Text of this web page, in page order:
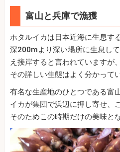
富山と兵庫で漁獲
ホタルイカは日本近海に生息す
深200mより深い場所に生息し
え接岸すると言われていますが
その詳しい生態はよく分かって
有名な生産地のひとつである富
イカが集団で浜辺に押し寄せ、
そのためこの時期だけの美味と